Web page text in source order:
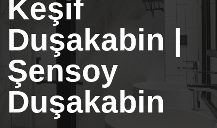
Keşif
Duşakabin |
Şensoy
Duşakabin